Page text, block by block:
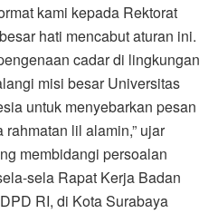
kami kepada Rektorat
hati mencabut aturan ini.
cadar di lingkungan
misi besar Universitas
untuk menyebarkan pesan
lil alamin,” ujar
membidangi persoalan
sela Rapat Kerja Badan
RI, di Kota Surabaya